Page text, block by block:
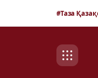
#Таза